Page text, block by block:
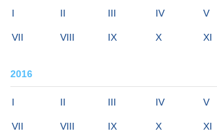
I II III IV V
VII VIII IX X XI
2016
I II III IV V
VII VIII IX X XI